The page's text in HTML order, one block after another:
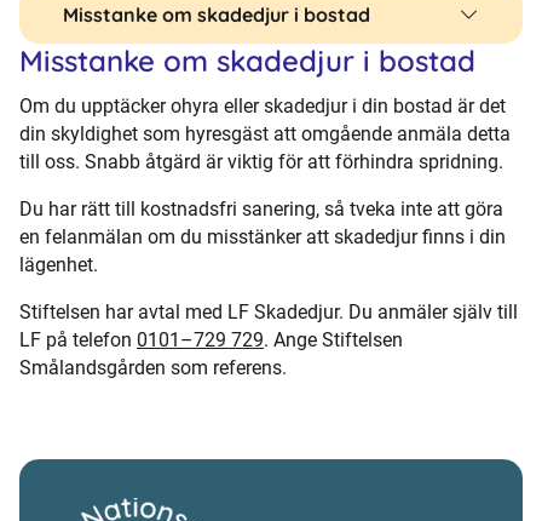
Misstanke om skadedjur i bostad
Misstanke om skadedjur i bostad
Om du upptäcker ohyra eller skadedjur i din bostad är det
din skyldighet som hyresgäst att omgående anmäla detta
till oss. Snabb åtgärd är viktig för att förhindra spridning.
Du har rätt till kostnadsfri sanering, så tveka inte att göra
en felanmälan om du misstänker att skadedjur finns i din
lägenhet.
Stiftelsen har avtal med LF Skadedjur. Du anmäler själv till
LF på telefon 0101–729 729. Ange Stiftelsen
Smålandsgården som referens.